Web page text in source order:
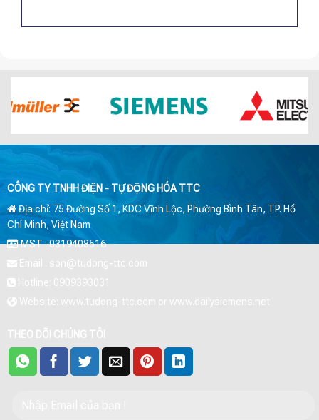
CÔNG TY TNHH ĐIỆN - TỰ ĐỘNG HÓA TTC
Địa chỉ: 75 Đường Số 1, KDC Vĩnh Lộc, Phường Bình Tân, TP. Hồ
Chí Minh, Việt Nam
MST : 0319408516
Email : son@tudong-ttc.com
Hotline: 0909393031
Website: www.tudong-ttc.com or www.dailysiemens.net
THEO DÕI CHÚNG TÔI